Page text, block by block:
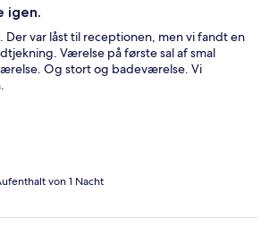
igen.
Der var låst til receptionen, men vi fandt en
Værelse på første sal af smal
Og stort og badeværelse. Vi
von 1 Nacht